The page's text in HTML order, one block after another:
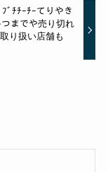
ﾌﾞﾁﾁｰﾁｰてりやき
までや売り切れ
り扱い店舗も